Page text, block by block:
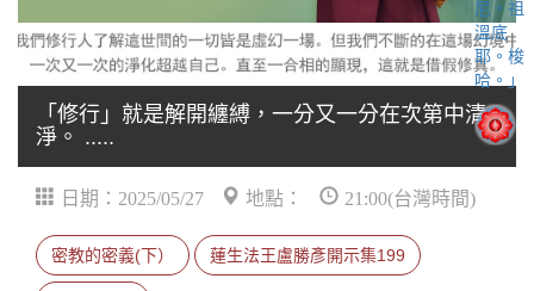
「修行」就是解開纏縛，一分又一分在次第中清
淨。 .....
日期：2025/05/27 地點： 21:00(台灣時間)
密教的密義(下） 蓮生法王盧勝彥開示集199